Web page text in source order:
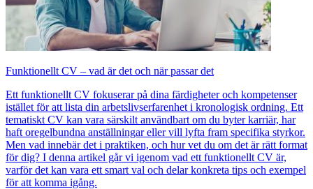
Funktionellt CV – vad är det och när passar det
Ett funktionellt CV fokuserar på dina färdigheter och kompetenser
istället för att lista din arbetslivserfarenhet i kronologisk ordning. Ett
tematiskt CV kan vara särskilt användbart om du byter karriär, har
haft oregelbundna anställningar eller vill lyfta fram specifika styrkor.
Men vad innebär det i praktiken, och hur vet du om det är rätt format
för dig? I denna artikel går vi igenom vad ett funktionellt CV är,
varför det kan vara ett smart val och delar konkreta tips och exempel
för att komma igång.